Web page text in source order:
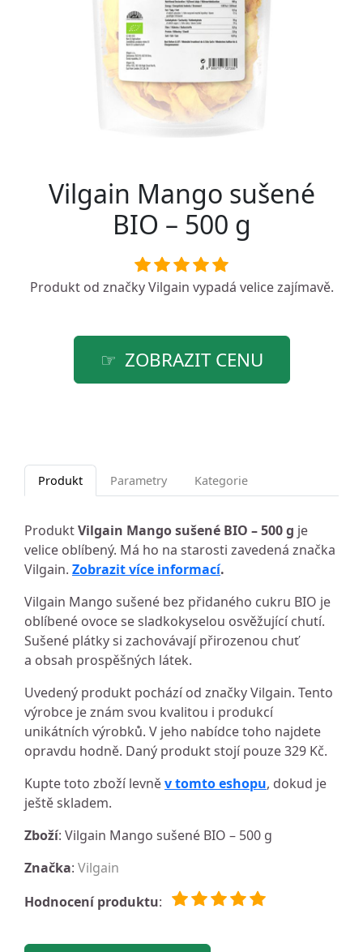
Vilgain Mango sušené
BIO – 500 g
Produkt od značkyVilgain vypadá velice zajímavě.
ZOBRAZIT CENU
Produkt Parametry Kategorie
ProduktVilgain Mango sušené BIO – 500 g je
velice oblíbený. Má ho na starosti zavedená značka
Vilgain. Zobrazit více informací.
Vilgain Mango sušené bez přidaného cukru BIO je
oblíbené ovoce se sladkokyselou osvěžující chutí.
Sušené plátky si zachovávají přirozenou chuť
a obsah prospěšných látek.
Uvedený produkt pochází od značky Vilgain. Tento
výrobce je znám svou kvalitou i produkcí
unikátních výrobků. V jeho nabídce toho najdete
opravdu hodně. Daný produkt stojí pouze 329 Kč.
Kupte toto zboží levněv tomto eshopu, dokud je
ještě skladem.
Zboží: Vilgain Mango sušené BIO – 500 g
Značka: Vilgain
Hodnocení produktu: